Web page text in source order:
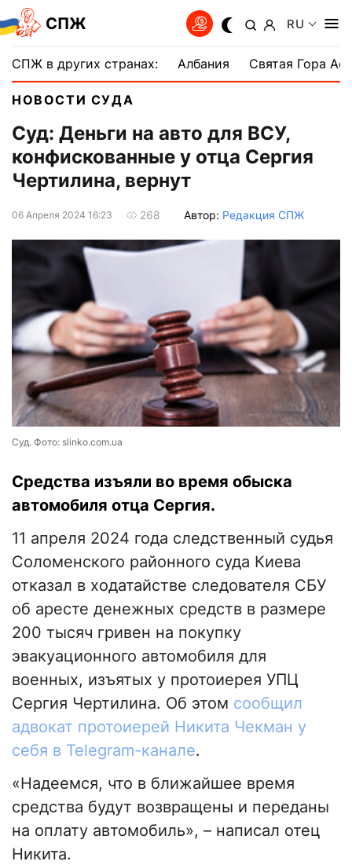
СПЖ RU
СПЖ в других странах: Албания Святая Гора
НОВОСТИ СУДА
Суд: Деньги на авто для ВСУ,
конфискованные у отца Сергия
Чертилина, вернут
06 Апреля 2024 16:23 268 Автор: Редакция СПЖ
Суд. Фото: slinko.com.ua
Средства изъяли во время обыска
автомобиля отца Сергия.
11 апреля 2024 года следственный судья
Соломенского районного суда Киева
отказал в ходатайстве следователя СБУ
об аресте денежных средств в размере
200 тысяч гривен на покупку
эвакуационного автомобиля для
военных, изъятых у протоиерея УПЦ
Сергия Чертилина. Об этом сообщил
адвокат протоиерей Никита Чекман у
себя в Telegram-канале.
«Надеемся, что в ближайшее время
средства будут возвращены и переданы
на оплату автомобиль», – написал отец
Никита.